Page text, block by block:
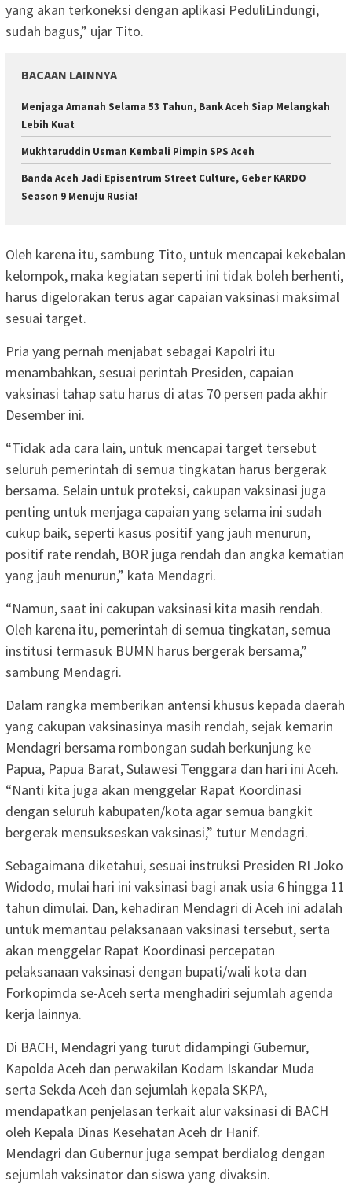
yang akan terkoneksi dengan aplikasi PeduliLindungi,
sudah bagus,” ujar Tito.
BACAAN LAINNYA
Menjaga Amanah Selama 53 Tahun, Bank Aceh Siap Melangkah
Lebih Kuat
Mukhtaruddin Usman Kembali Pimpin SPS Aceh
Banda Aceh Jadi Episentrum Street Culture, Geber KARDO
Season 9 Menuju Rusia!
Oleh karena itu, sambung Tito, untuk mencapai kekebalan
kelompok, maka kegiatan seperti ini tidak boleh berhenti,
harus digelorakan terus agar capaian vaksinasi maksimal
sesuai target.
Pria yang pernah menjabat sebagai Kapolri itu
menambahkan, sesuai perintah Presiden, capaian
vaksinasi tahap satu harus di atas 70 persen pada akhir
Desember ini.
“Tidak ada cara lain, untuk mencapai target tersebut
seluruh pemerintah di semua tingkatan harus bergerak
bersama. Selain untuk proteksi, cakupan vaksinasi juga
penting untuk menjaga capaian yang selama ini sudah
cukup baik, seperti kasus positif yang jauh menurun,
positif rate rendah, BOR juga rendah dan angka kematian
yang jauh menurun,” kata Mendagri.
“Namun, saat ini cakupan vaksinasi kita masih rendah.
Oleh karena itu, pemerintah di semua tingkatan, semua
institusi termasuk BUMN harus bergerak bersama,”
sambung Mendagri.
Dalam rangka memberikan antensi khusus kepada daerah
yang cakupan vaksinasinya masih rendah, sejak kemarin
Mendagri bersama rombongan sudah berkunjung ke
Papua, Papua Barat, Sulawesi Tenggara dan hari ini Aceh.
“Nanti kita juga akan menggelar Rapat Koordinasi
dengan seluruh kabupaten/kota agar semua bangkit
bergerak mensukseskan vaksinasi,” tutur Mendagri.
Sebagaimana diketahui, sesuai instruksi Presiden RI Joko
Widodo, mulai hari ini vaksinasi bagi anak usia 6 hingga 11
tahun dimulai. Dan, kehadiran Mendagri di Aceh ini adalah
untuk memantau pelaksanaan vaksinasi tersebut, serta
akan menggelar Rapat Koordinasi percepatan
pelaksanaan vaksinasi dengan bupati/wali kota dan
Forkopimda se-Aceh serta menghadiri sejumlah agenda
kerja lainnya.
Di BACH, Mendagri yang turut didampingi Gubernur,
Kapolda Aceh dan perwakilan Kodam Iskandar Muda
serta Sekda Aceh dan sejumlah kepala SKPA,
mendapatkan penjelasan terkait alur vaksinasi di BACH
oleh Kepala Dinas Kesehatan Aceh dr Hanif.
Mendagri dan Gubernur juga sempat berdialog dengan
sejumlah vaksinator dan siswa yang divaksin.